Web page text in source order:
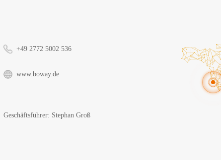
+49 2772 5002 536
www.boway.de
Geschäftsführer: Stephan Groß